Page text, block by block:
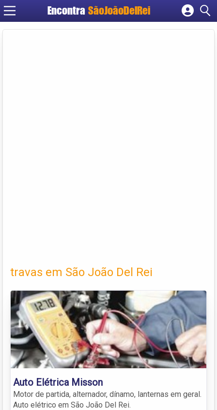
Encontra SãoJoãoDelRei
Cadastrar empresa
travas em São João Del Rei
Auto Elétrica Misson
Motor de partida, alternador, dínamo, lanternas em geral.
Auto elétrico em São João Del Rei.